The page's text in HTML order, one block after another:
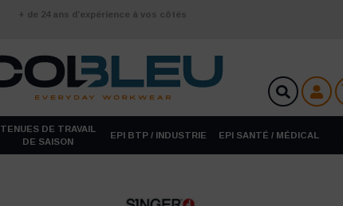
+ de 24 ans d’expérience à vos côtés
TENUES DE TRAVAIL
DE SAISON
EPI BTP / INDUSTRIE EPI SANTÉ / MÉDICAL